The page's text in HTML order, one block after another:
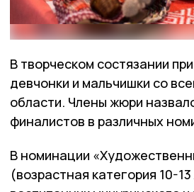
В творческом состязании
девчонки и мальчишки со
области. Члены жюри
финалистов в различных
В номинации
(возрастная категория 10-